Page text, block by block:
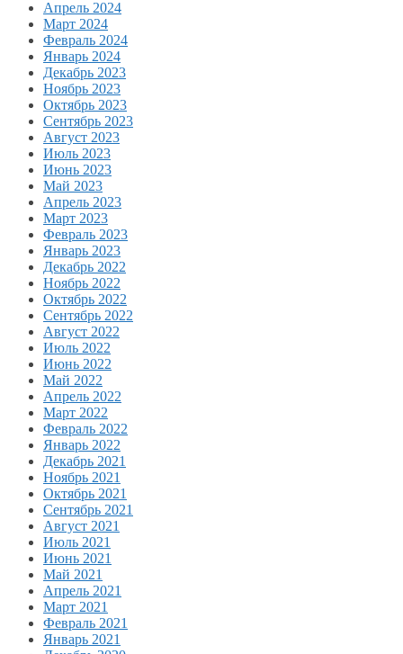
Апрель 2024
Март 2024
Февраль 2024
Январь 2024
Декабрь 2023
Ноябрь 2023
Октябрь 2023
Сентябрь 2023
Август 2023
Июль 2023
Июнь 2023
Май 2023
Апрель 2023
Март 2023
Февраль 2023
Январь 2023
Декабрь 2022
Ноябрь 2022
Октябрь 2022
Сентябрь 2022
Август 2022
Июль 2022
Июнь 2022
Май 2022
Апрель 2022
Март 2022
Февраль 2022
Январь 2022
Декабрь 2021
Ноябрь 2021
Октябрь 2021
Сентябрь 2021
Август 2021
Июль 2021
Июнь 2021
Май 2021
Апрель 2021
Март 2021
Февраль 2021
Январь 2021